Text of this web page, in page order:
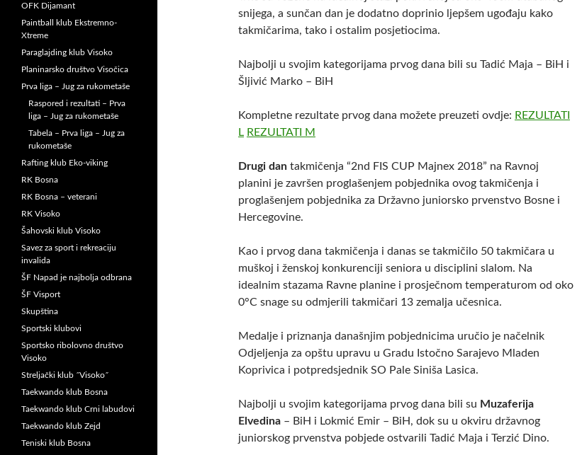
snijega, a sunčan dan je dodatno doprinio ljepšem ugođaju kako
takmičarima, tako i ostalim posjetiocima.
Najbolji u svojim kategorijama prvog dana bili su Tadić Maja – BiH i
Šljivić Marko – BiH
Kompletne rezultate prvog dana možete preuzeti ovdje: REZULTATI
L REZULTATI M
Drugi dan takmičenja “2nd FIS CUP Majnex 2018” na Ravnoj
planini je završen proglašenjem pobjednika ovog takmičenja i
proglašenjem pobjednika za Državno juniorsko prvenstvo Bosne i
Hercegovine.
Kao i prvog dana takmičenja i danas se takmičilo 50 takmičara u
muškoj i ženskoj konkurenciji seniora u disciplini slalom. Na
idealnim stazama Ravne planine i prosječnom temperaturom od oko
0°C snage su odmjerili takmičari 13 zemalja učesnica.
Medalje i priznanja današnjim pobjednicima uručio je načelnik
Odjeljenja za opštu upravu u Gradu Istočno Sarajevo Mladen
Koprivica i potpredsjednik SO Pale Siniša Lasica.
Najbolji u svojim kategorijama prvog dana bili su Muzaferija
Elvedina – BiH i Lokmić Emir – BiH, dok su u okviru državnog
juniorskog prvenstva pobjede ostvarili Tadić Maja i Terzić Dino.
OFK Dijamant
Paintball klub Ekstremno-
Xtreme
Paraglajding klub Visoko
Planinarsko društvo Visočica
Prva liga – Jug za rukometaše
Raspored i rezultati – Prva
liga – Jug za rukometaše
Tabela – Prva liga – Jug za
rukometaše
Rafting klub Eko-viking
RK Bosna
RK Bosna – veterani
RK Visoko
Šahovski klub Visoko
Savez za sport i rekreaciju
invalida
ŠF Napad je najbolja odbrana
ŠF Visport
Skupština
Sportski klubovi
Sportsko ribolovno društvo
Visoko
Streljački klub ˝Visoko˝
Taekwando klub Bosna
Taekwando klub Crni labudovi
Taekwando klub Zejd
Teniski klub Bosna